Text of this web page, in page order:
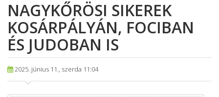
NAGYKŐRÖSI SIKEREK
KOSÁRPÁLYÁN, FOCIBAN
ÉS JUDOBAN IS
2025. június 11., szerda 11:04